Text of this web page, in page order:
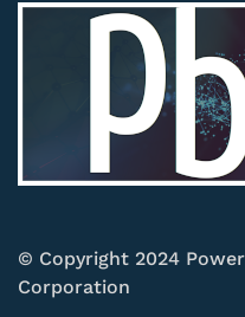
© Copyright 2024
Corporation